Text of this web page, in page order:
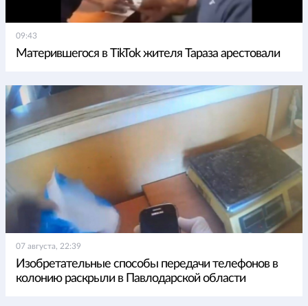
09:43
Матерившегося в TikTok жителя Тараза арестовали
07 августа, 22:39
Изобретательные способы передачи телефонов в
колонию раскрыли в Павлодарской области